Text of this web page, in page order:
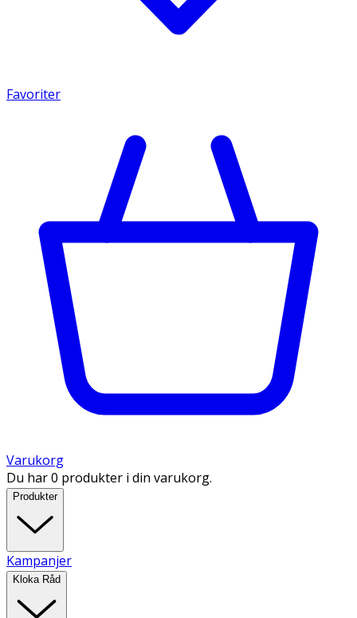
Favoriter
Varukorg
Du har 0 produkter i din varukorg.
Produkter
Kampanjer
Kloka Råd